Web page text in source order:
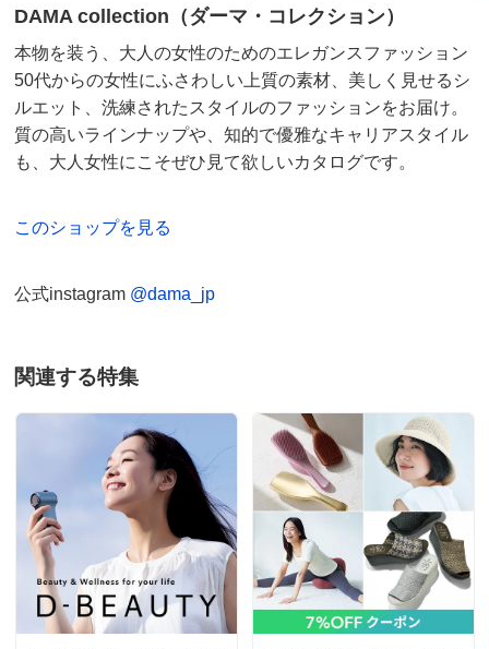
DAMA collection（ダーマ・コレクション）
本物を装う、大人の女性のためのエレガンスファッション
50代からの女性にふさわしい上質の素材、美しく見せるシ
ルエット、洗練されたスタイルのファッションをお届け。
質の高いラインナップや、知的で優雅なキャリアスタイル
も、大人女性にこそぜひ見て欲しいカタログです。
このショップを見る
公式instagram @dama_jp
関連する特集